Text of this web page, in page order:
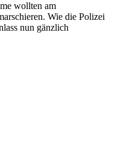
wollten am
Wie die Polizei
nun gänzlich